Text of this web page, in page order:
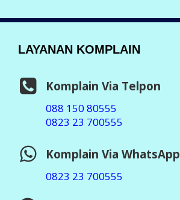
LAYANAN KOMPLAIN
Komplain Via Telpon
088 150 80555
0823 23 700555
Komplain Via WhatsApp
0823 23 700555